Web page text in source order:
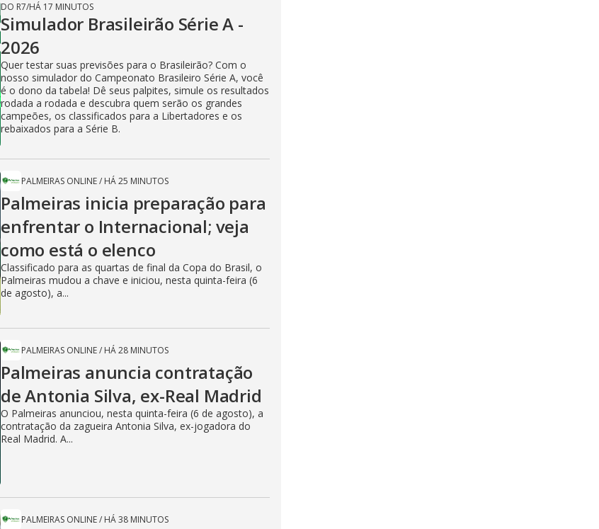
DO R7/HÁ 17 MINUTOS
Simulador Brasileirão Série A -
2026
Quer testar suas previsões para o Brasileirão? Com o
nosso simulador do Campeonato Brasileiro Série A, você
é o dono da tabela! Dê seus palpites, simule os resultados
rodada a rodada e descubra quem serão os grandes
campeões, os classificados para a Libertadores e os
rebaixados para a Série B.
PALMEIRAS ONLINE/ HÁ 25 MINUTOS
Palmeiras inicia preparação para
enfrentar o Internacional; veja
como está o elenco
Classificado para as quartas de final da Copa do Brasil, o
Palmeiras mudou a chave e iniciou, nesta quinta-feira (6
de agosto), a...
PALMEIRAS ONLINE/ HÁ 28 MINUTOS
Palmeiras anuncia contratação
de Antonia Silva, ex-Real Madrid
O Palmeiras anunciou, nesta quinta-feira (6 de agosto), a
contratação da zagueira Antonia Silva, ex-jogadora do
Real Madrid. A...
PALMEIRAS ONLINE/ HÁ 38 MINUTOS